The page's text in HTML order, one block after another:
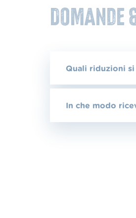
Quali riduzioni
In che modo